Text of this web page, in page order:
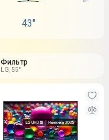
43"
Фильтр
LG, 55"